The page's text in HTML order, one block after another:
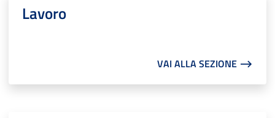
Lavoro
VAI ALLA SEZIONE ⟶